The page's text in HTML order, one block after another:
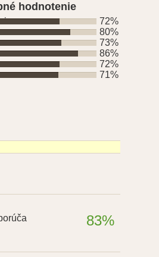
hodnotenie
72%
80%
73%
86%
72%
71%
83%